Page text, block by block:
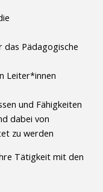
Pädagogische
Leiter*innen
und Fähigkeiten
dabei von
zu werden
Tätigkeit mit den